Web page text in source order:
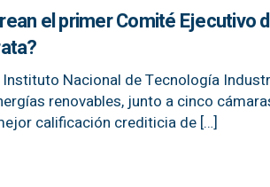
el primer Comité Ejecutivo
Instituto Nacional de Tecnología
renovables, junto a cinco
calificación crediticia de […]